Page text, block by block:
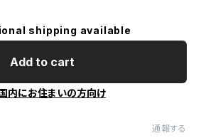
shipping available
Add to cart
内にお住まいの方向け
通報する